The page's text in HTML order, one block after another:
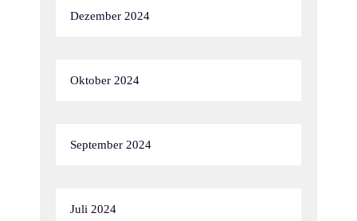
Dezember 2024
Oktober 2024
September 2024
Juli 2024